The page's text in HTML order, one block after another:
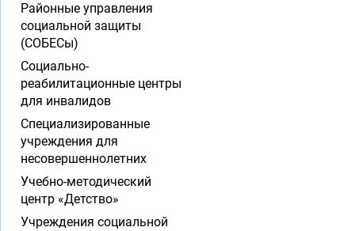
Районные управления
социальной защиты
(СОБЕСы)
Социально-
реабилитационные центры
для инвалидов
Специализированные
учреждения для
несовершеннолетних
Учебно-методический
центр «Детство»
Учреждения социальной